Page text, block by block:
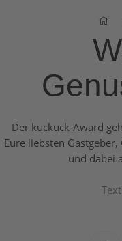
Der kuckuck-Award
Eure liebsten
und dabei